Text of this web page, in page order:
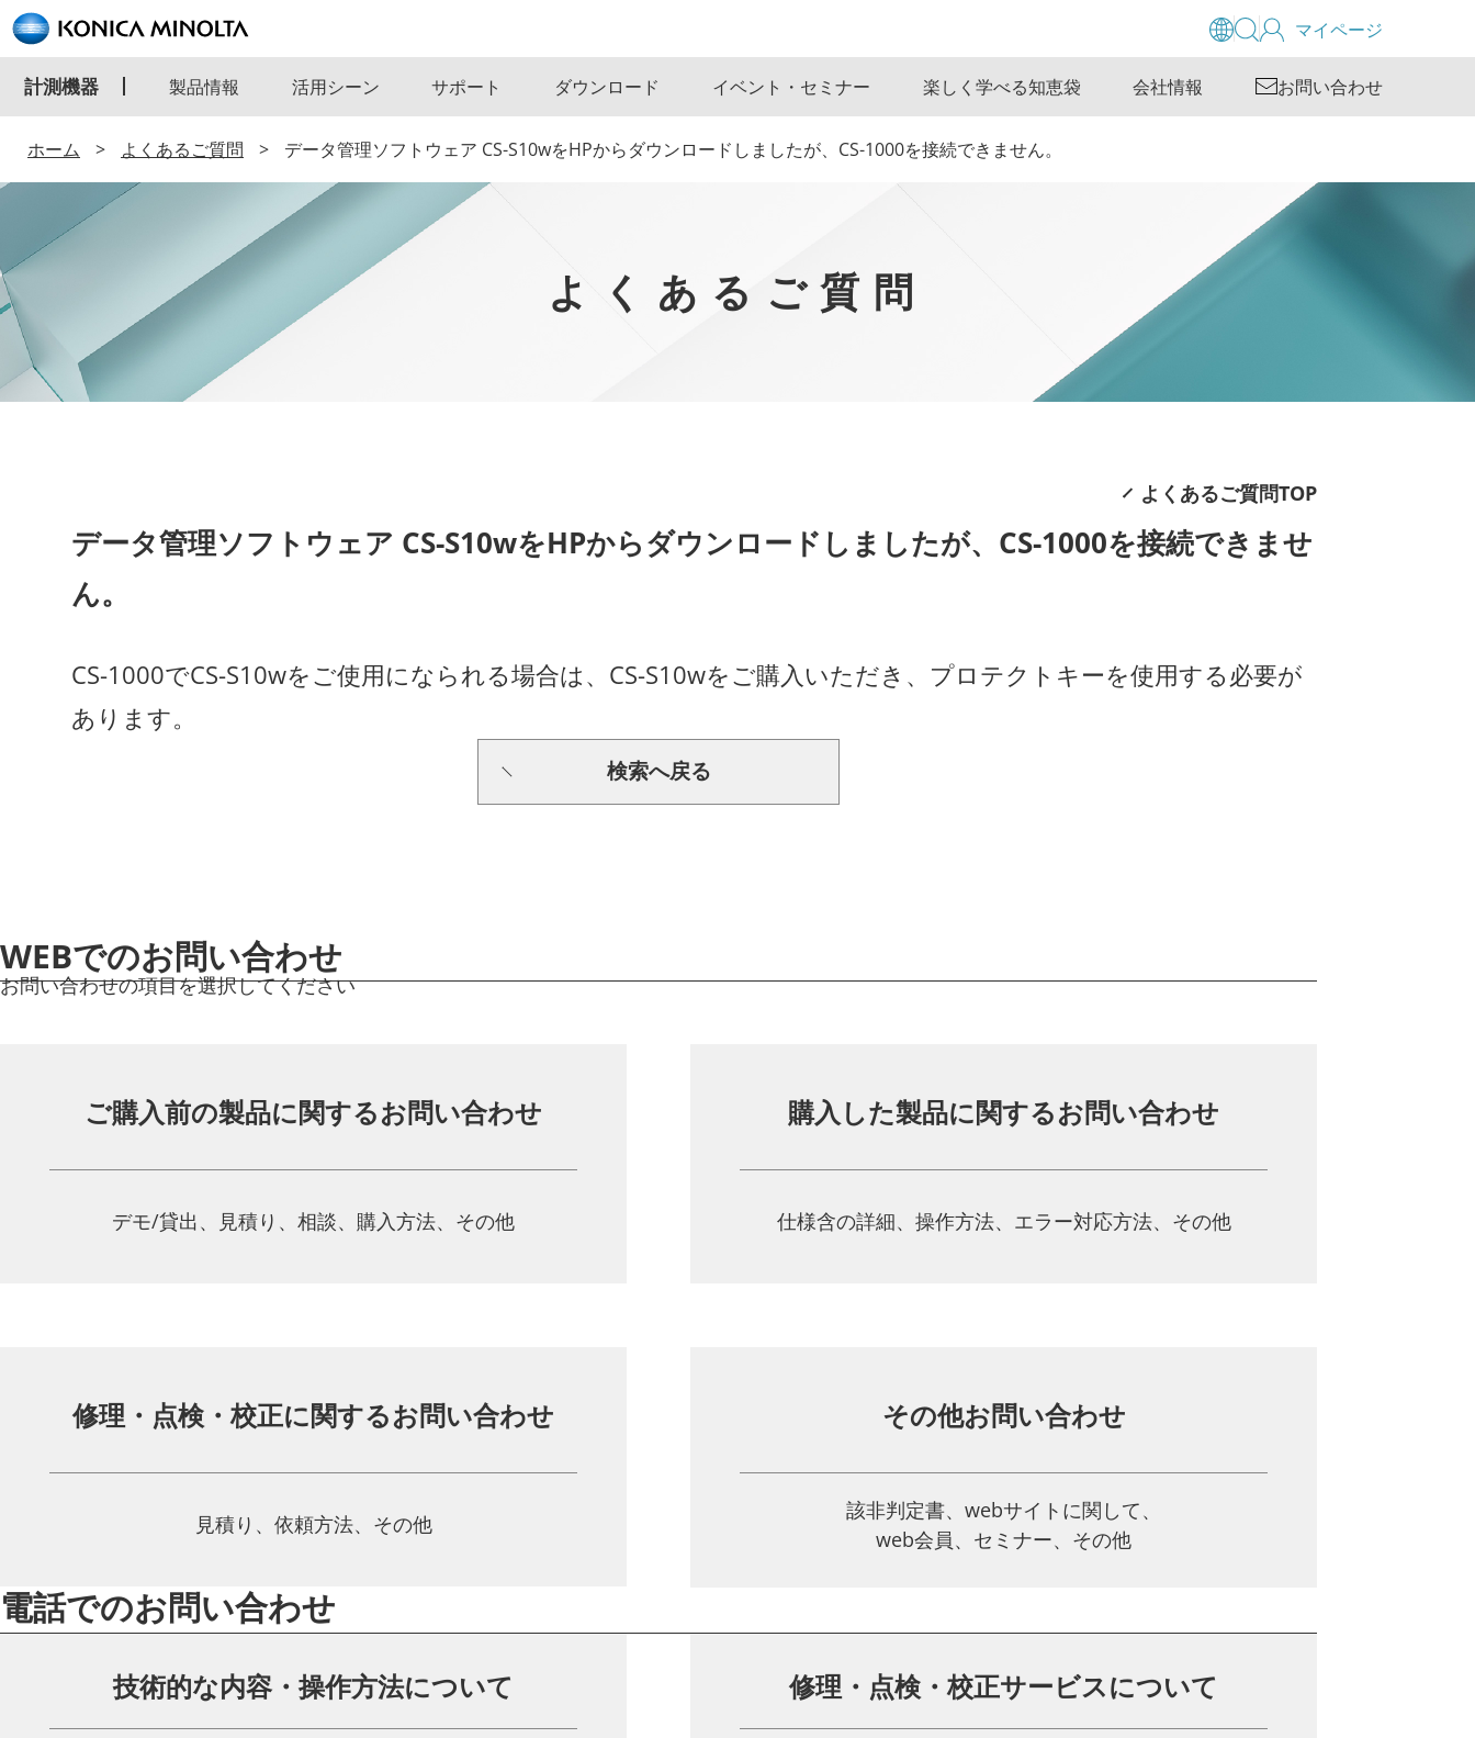
マイページ
計測機器 製品情報 活用シーン サポート ダウンロード イベント・セミナー 楽しく学べる知恵袋 会社情報 お問い合わせ
ホーム よくあるご質問 データ管理ソフトウェア CS-S10wをHPからダウンロードしましたが、CS-1000を接続できません。
よくあるご質問
よくあるご質問TOP
データ管理ソフトウェア CS-S10wをHPからダウンロードしましたが、CS-1000を接続できませ
ん。
CS-1000でCS-S10wをご使用になられる場合は、CS-S10wをご購入いただき、プロテクトキーを使用する必要が
あります。
検索へ戻る
WEBでのお問い合わせ
お問い合わせの項目を選択してください
ご購入前の製品に関するお問い合わせ
デモ/貸出、見積り、相談、 購入方法、その他
購入した製品に関するお問い合わせ
仕様含の詳細、操作方法、 エラー対応方法、その他
修理・点検・校正に関するお問い合わせ
見積り、依頼方法、その他
その他お問い合わせ
該非判定書、webサイトに関して、
web会員、セミナー、その他
電話でのお問い合わせ
技術的な内容・操作方法について 修理・点検・校正サービスについて